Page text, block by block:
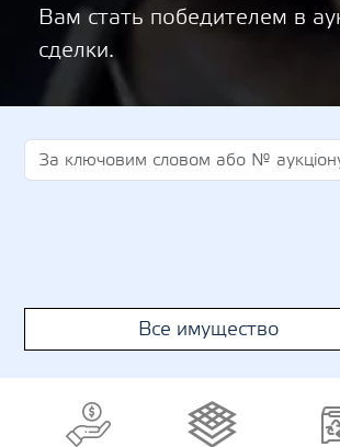
Вам стать победителем в
сделки.
Все имущество